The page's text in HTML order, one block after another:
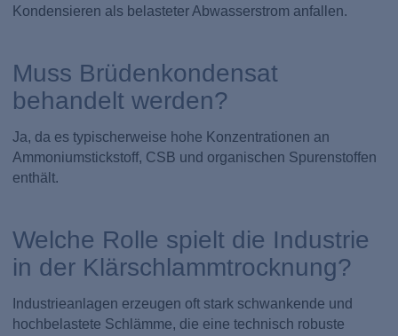
Kondensieren als belasteter Abwasserstrom anfallen.
Muss Brüdenkondensat
behandelt werden?
Ja, da es typischerweise hohe Konzentrationen an
Ammoniumstickstoff, CSB und organischen Spurenstoffen
enthält.
Welche Rolle spielt die Industrie
in der Klärschlammtrocknung?
Industrieanlagen erzeugen oft stark schwankende und
hochbelastete Schlämme, die eine technisch robuste